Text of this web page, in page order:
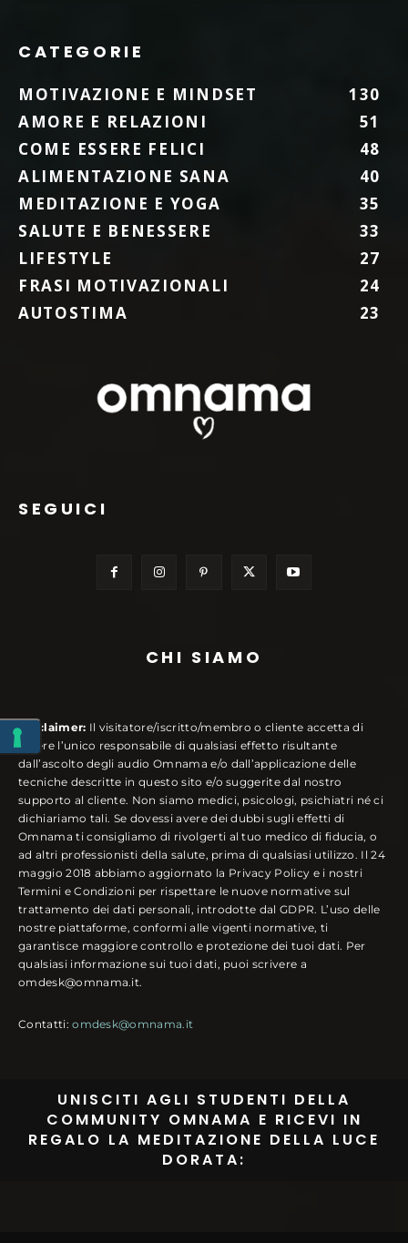
CATEGORIE
MOTIVAZIONE E MINDSET
130
AMORE E RELAZIONI
51
COME ESSERE FELICI
48
ALIMENTAZIONE SANA
40
MEDITAZIONE E YOGA
35
SALUTE E BENESSERE
33
LIFESTYLE
27
FRASI MOTIVAZIONALI
24
AUTOSTIMA
23
SEGUICI
CHI SIAMO
Disclaimer: Il visitatore/iscritto/membro o cliente accetta di
essere l’unico responsabile di qualsiasi effetto risultante
dall’ascolto degli audio Omnama e/o dall’applicazione delle
tecniche descritte in questo sito e/o suggerite dal nostro
supporto al cliente. Non siamo medici, psicologi, psichiatri né ci
dichiariamo tali. Se dovessi avere dei dubbi sugli effetti di
Omnama ti consigliamo di rivolgerti al tuo medico di fiducia, o
ad altri professionisti della salute, prima di qualsiasi utilizzo. Il 24
maggio 2018 abbiamo aggiornato la Privacy Policy e i nostri
Termini e Condizioni per rispettare le nuove normative sul
trattamento dei dati personali, introdotte dal GDPR. L’uso delle
nostre piattaforme, conformi alle vigenti normative, ti
garantisce maggiore controllo e protezione dei tuoi dati. Per
qualsiasi informazione sui tuoi dati, puoi scrivere a
omdesk@omnama.it.
Contatti:omdesk@omnama.it
UNISCITI AGLI STUDENTI DELLA
COMMUNITY OMNAMA E RICEVI IN
REGALO LA MEDITAZIONE DELLA LUCE
DORATA: